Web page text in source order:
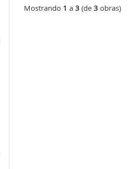
Mostrando 1 a 3 (de 3 obras)